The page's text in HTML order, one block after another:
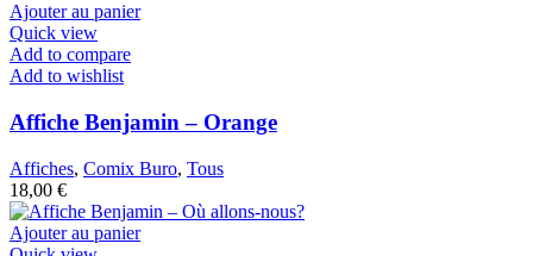
Ajouter au panier
Quick view
Add to compare
Add to wishlist
Affiche Benjamin – Orange
Affiches, Comix Buro, Tous
18,00 €
Ajouter au panier